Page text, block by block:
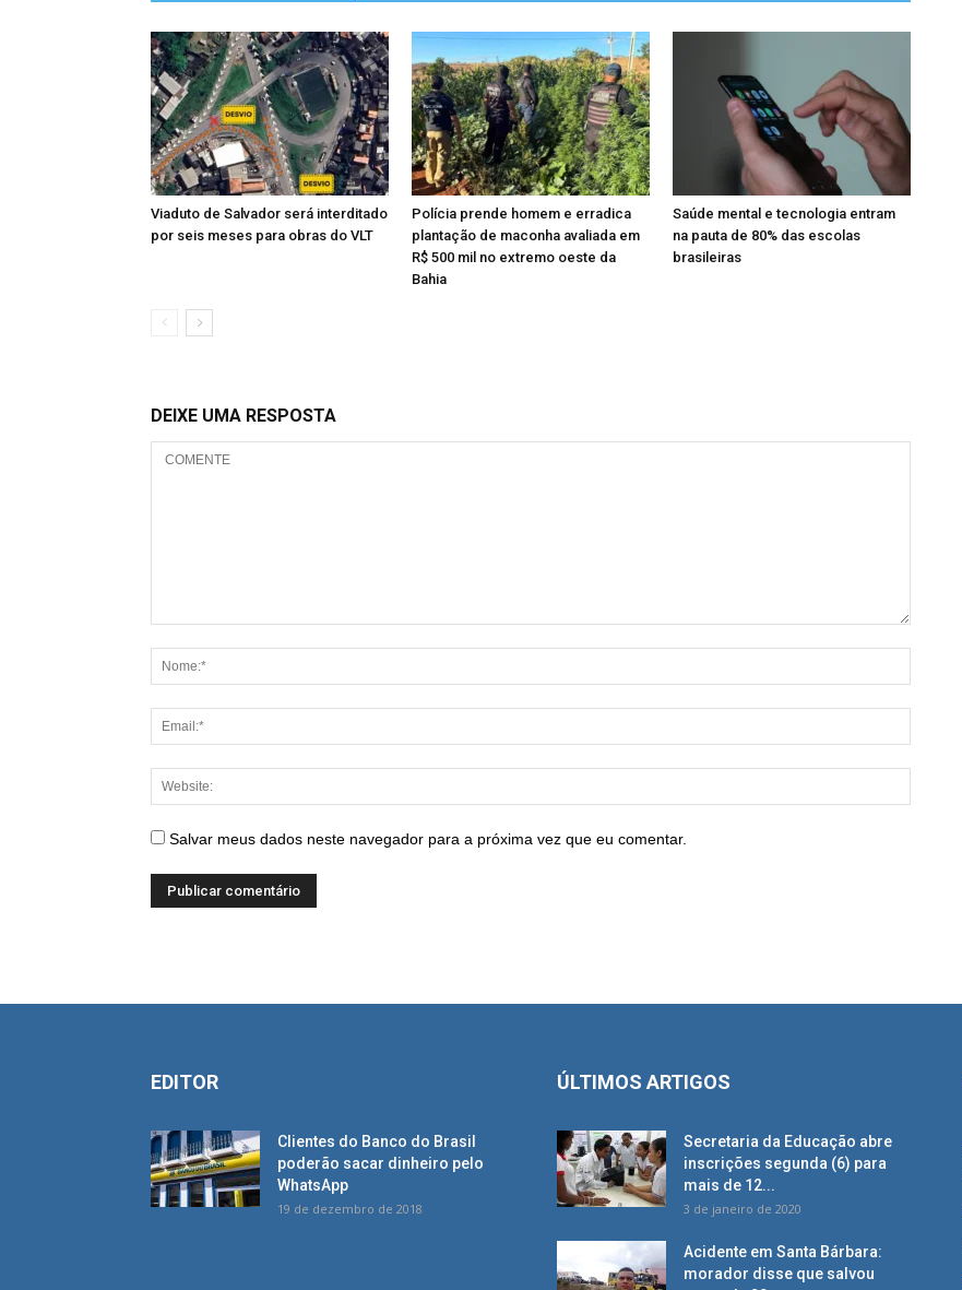
Viaduto de Salvador será interditado
por seis meses para obras do VLT
Polícia prende homem e erradica
plantação de maconha avaliada em
R$ 500 mil no extremo oeste da
Bahia
Saúde mental e tecnologia entram
na pauta de 80% das escolas
brasileiras
DEIXE UMA RESPOSTA
Salvar meus dados neste navegador para a próxima vez que eu comentar.
EDITOR
Clientes do Banco do Brasil
poderão sacar dinheiro pelo
WhatsApp
19 de dezembro de 2018
ÚLTIMOS ARTIGOS
Secretaria da Educação abre
inscrições segunda (6) para
mais de 12...
3 de janeiro de 2020
Acidente em Santa Bárbara:
morador disse que salvou